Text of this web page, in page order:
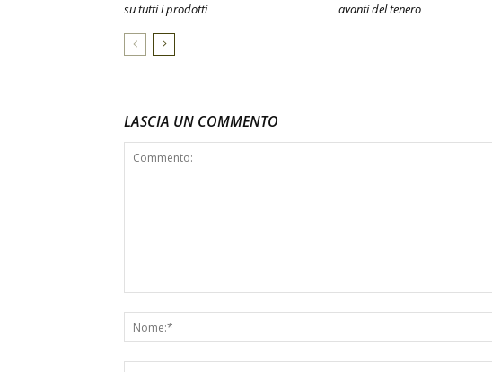
su tutti i prodotti
avanti del tenero
LASCIA UN COMMENTO